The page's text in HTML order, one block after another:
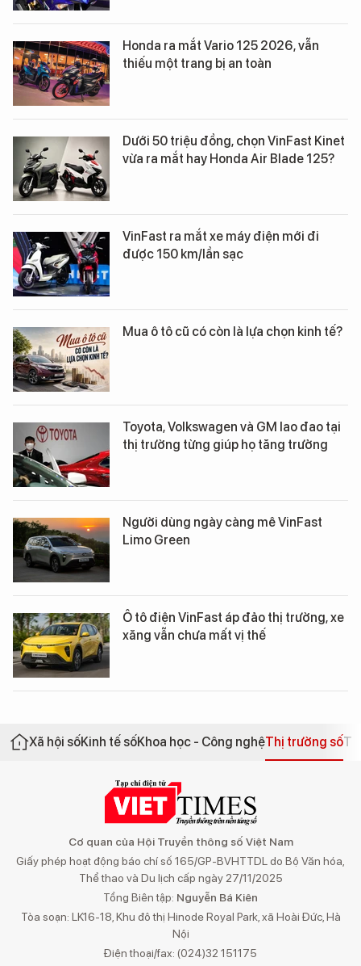
Honda ra mắt Vario 125 2026, vẫn
thiếu một trang bị an toàn
Dưới 50 triệu đồng, chọn VinFast Kinet
vừa ra mắt hay Honda Air Blade 125?
VinFast ra mắt xe máy điện mới đi
được 150 km/lần sạc
Mua ô tô cũ có còn là lựa chọn kinh tế?
Toyota, Volkswagen và GM lao đao tại
thị trường từng giúp họ tăng trưởng
Người dùng ngày càng mê VinFast
Limo Green
Ô tô điện VinFast áp đảo thị trường, xe
xăng vẫn chưa mất vị thế
Xã hội sốKinh tế sốKhoa học - Công nghệThị trường số
Cơ quan của Hội Truyền thông số Việt Nam
Giấy phép hoạt động báo chí số 165/GP-BVHTTDL do Bộ Văn hóa,
Thể thao và Du lịch cấp ngày 27/11/2025
Tổng Biên tập: Nguyễn Bá Kiên
Tòa soạn: LK16-18, Khu đô thị Hinode Royal Park, xã Hoài Đức, Hà
Nội
Điện thoại/fax: (024)32 151175